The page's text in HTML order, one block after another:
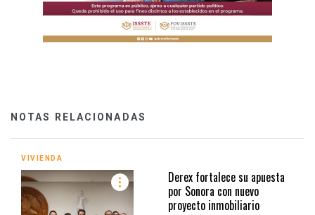
NOTAS RELACIONADAS
VIVIENDA
Derex fortalece su apuesta
por Sonora con nuevo
proyecto inmobiliario